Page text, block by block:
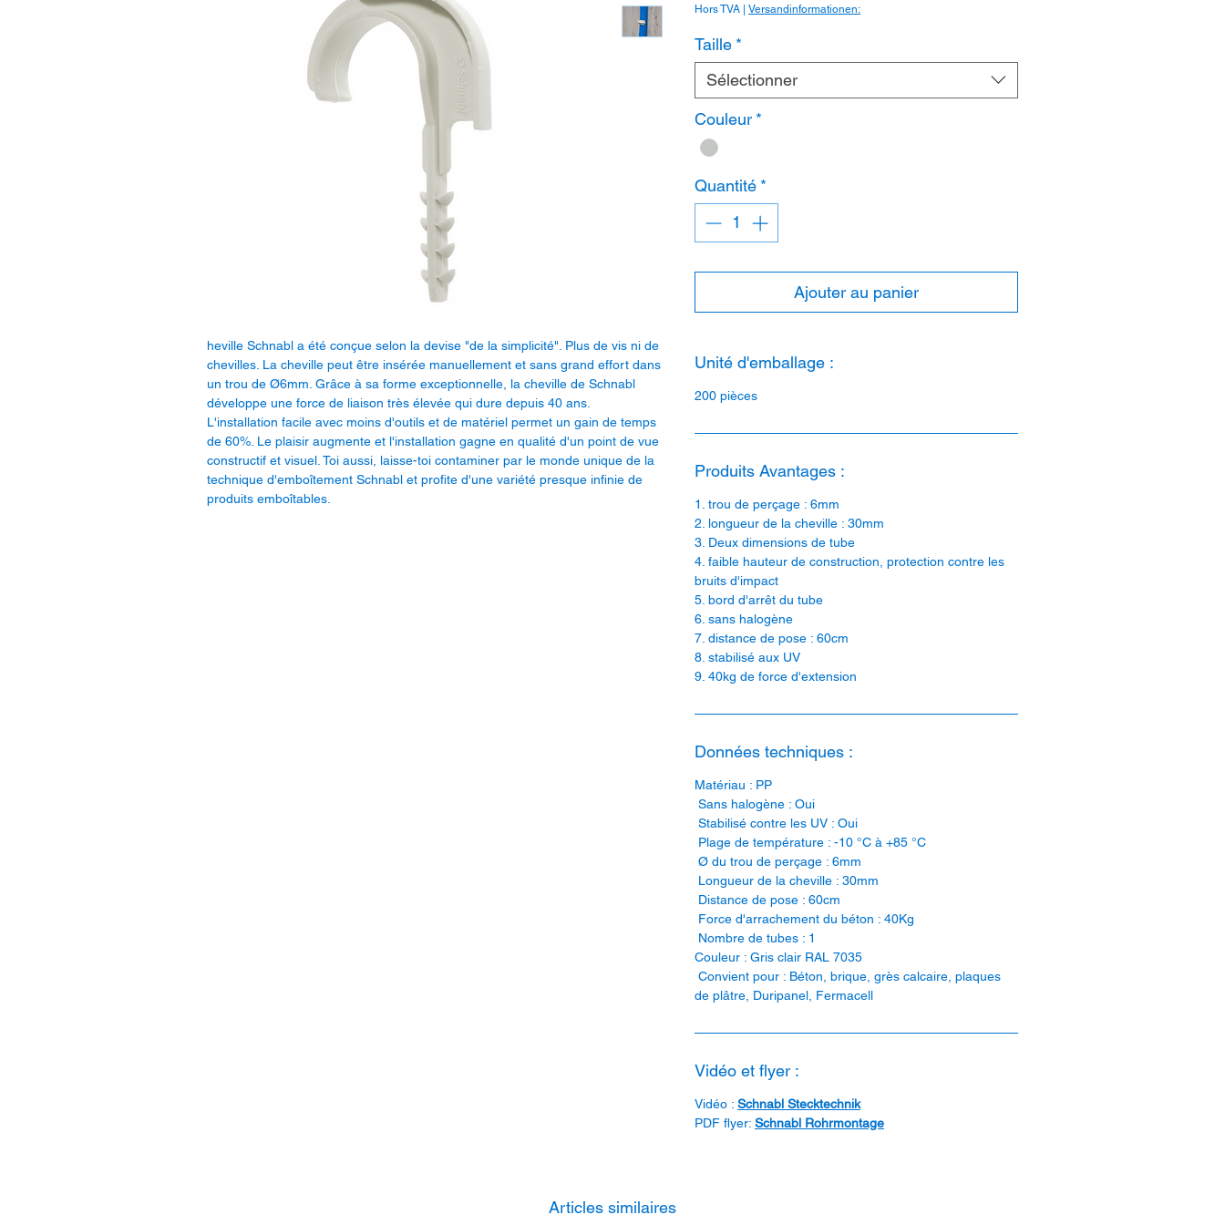
heville Schnabl a été conçue selon la devise "de la simplicité". Plus de vis ni de
chevilles. La cheville peut être insérée manuellement et sans grand effort dans
un trou de Ø6mm. Grâce à sa forme exceptionnelle, la cheville de Schnabl
développe une force de liaison très élevée qui dure depuis 40 ans.
L'installation facile avec moins d'outils et de matériel permet un gain de temps
de 60%. Le plaisir augmente et l'installation gagne en qualité d'un point de vue
constructif et visuel. Toi aussi, laisse-toi contaminer par le monde unique de la
technique d'emboîtement Schnabl et profite d'une variété presque infinie de
produits emboîtables.
Hors TVA | Versandinformationen:
Taille *
Sélectionner
Couleur *
Quantité *
Ajouter au panier
Unité d'emballage :
200 pièces
Produits Avantages :
1. trou de perçage : 6mm
2. longueur de la cheville : 30mm
3. Deux dimensions de tube
4. faible hauteur de construction, protection contre les
bruits d'impact
5. bord d'arrêt du tube
6. sans halogène
7. distance de pose : 60cm
8. stabilisé aux UV
9. 40kg de force d'extension
Données techniques :
Matériau : PP
Sans halogène : Oui
Stabilisé contre les UV : Oui
Plage de température : -10 °C à +85 °C
Ø du trou de perçage : 6mm
Longueur de la cheville : 30mm
Distance de pose : 60cm
Force d'arrachement du béton : 40Kg
Nombre de tubes : 1
Couleur : Gris clair RAL 7035
Convient pour : Béton, brique, grès calcaire, plaques
de plâtre, Duripanel, Fermacell
Vidéo et flyer :
Vidéo : Schnabl Stecktechnik
PDF flyer: Schnabl Rohrmontage
Articles similaires